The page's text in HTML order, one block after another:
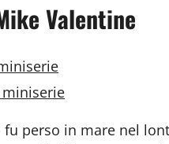
Valentine
miniserie
perso in mare nel